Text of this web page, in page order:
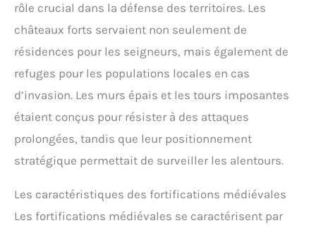
rôle crucial dans la défense des territoires. Les
châteaux forts servaient non seulement de
résidences pour les seigneurs, mais également de
refuges pour les populations locales en cas
d’invasion. Les murs épais et les tours imposantes
étaient conçus pour résister à des attaques
prolongées, tandis que leur positionnement
stratégique permettait de surveiller les alentours.
Les caractéristiques des fortifications médiévales
Les fortifications médiévales se caractérisent par